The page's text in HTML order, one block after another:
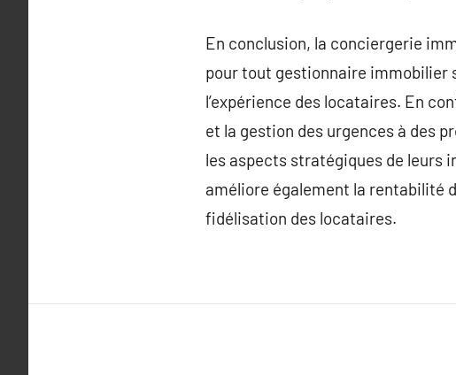
En conclusion, la conciergerie
pour tout gestionnaire immobilier
l’expérience des locataires. En
et la gestion des urgences à des
les aspects stratégiques de leurs
améliore également la rentabilité
fidélisation des locataires.